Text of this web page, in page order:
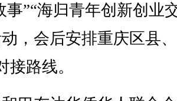
事”“海归青年创新创业
，会后安排重庆区县
接路线。